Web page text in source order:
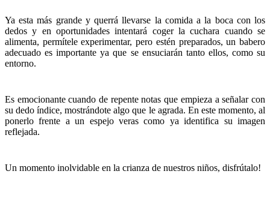
Ya esta más grande y querrá llevarse la comida a la boca con los
dedos y en oportunidades intentará coger la cuchara cuando se
alimenta, permítele experimentar, pero estén preparados, un babero
adecuado es importante ya que se ensuciarán tanto ellos, como su
entorno.
Es emocionante cuando de repente notas que empieza a señalar con
su dedo índice, mostrándote algo que le agrada. En este momento, al
ponerlo frente a un espejo veras como ya identifica su imagen
reflejada.
Un momento inolvidable en la crianza de nuestros niños, disfrútalo!